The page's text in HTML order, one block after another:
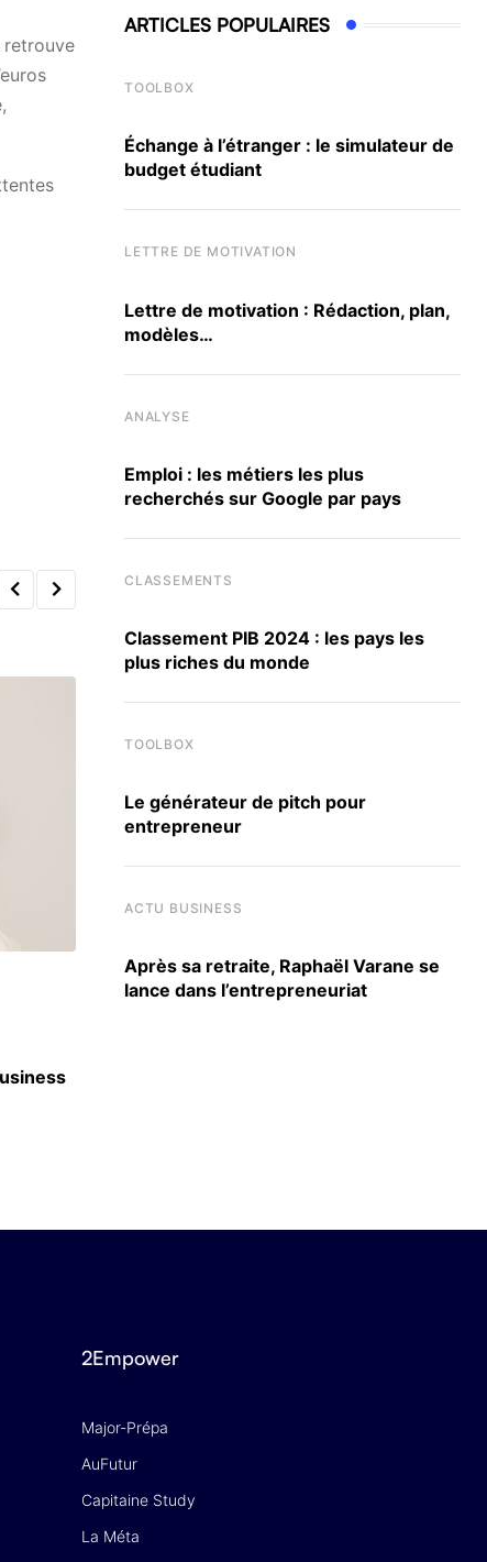
retrouve
CLASSEMENTS
ARTICLES POPULAIRES
TOOLBOX
Échange à l’étranger : le simulateur de
budget étudiant
LETTRE DE MOTIVATION
Lettre de motivation : Rédaction, plan,
modèles…
ANALYSE
Emploi : les métiers les plus
recherchés sur Google par pays
CLASSEMENTS
Classement PIB 2024 : les pays les
plus riches du monde
TOOLBOX
Le générateur de pitch pour
entrepreneur
ACTU BUSINESS
Après sa retraite, Raphaël Varane se
lance dans l’entrepreneuriat
2Empower
Major-Prépa
AuFutur
Capitaine Study
La Méta